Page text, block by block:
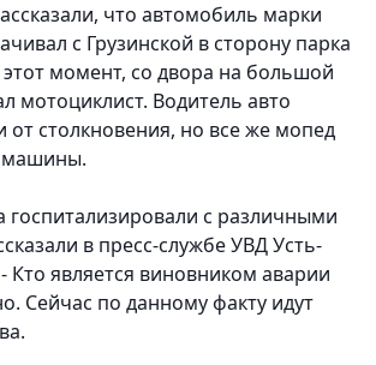
что автомобиль марки
с Грузинской в сторону парка
этот момент, со двора на большой
мотоциклист. Водитель авто
от столкновения, но все же мопед
машины.
госпитализировали с различными
в пресс-службе УВД Усть-
Кто является виновником аварии
Сейчас по данному факту идут